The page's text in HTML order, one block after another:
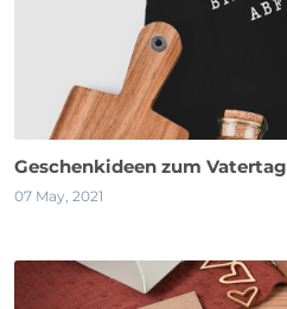
Geschenkideen zum Vatertag
07 May, 2021